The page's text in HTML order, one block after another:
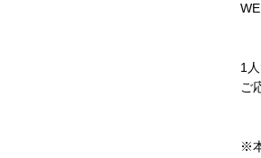
1
ご
※